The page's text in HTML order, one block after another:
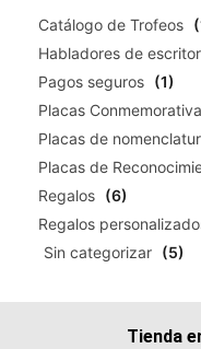
Catálogo de Trofeos
Habladores de
Pagos seguros (1)
Placas
Placas de
Placas de
Regalos (6)
Regalos
Sin categorizar (5)
Tienda